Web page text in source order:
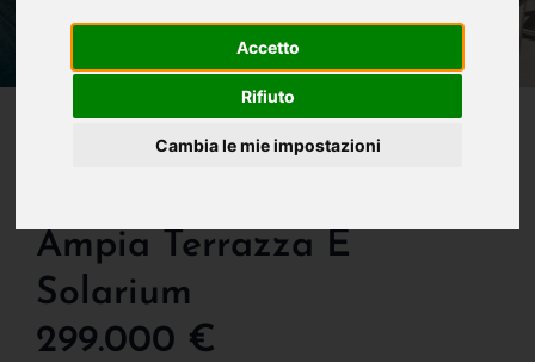
Accetto
Rifiuto
Cambia le mie impostazioni
Zona Collinare Aosta:
Ampia Terrazza E
Solarium
299.000 €